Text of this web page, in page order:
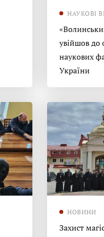
НАУКОВІ
увійшов до
наукових
України
НОВИНИ
Захист